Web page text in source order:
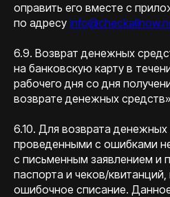
оправить его вместе с
по адресу
6.9. Возврат денежных
на банковскую карту в
рабочего дня со дня
возврате денежных
6.10. Для возврата
проведенными с ошибками
с письменным заявлением и
паспорта и чеков/
ошибочное списание.